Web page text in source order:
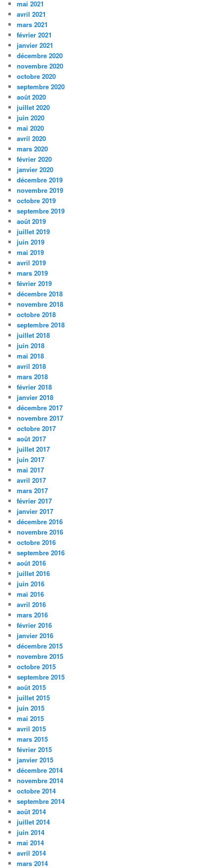
mai 2021
avril 2021
mars 2021
février 2021
janvier 2021
décembre 2020
novembre 2020
octobre 2020
septembre 2020
août 2020
juillet 2020
juin 2020
mai 2020
avril 2020
mars 2020
février 2020
janvier 2020
décembre 2019
novembre 2019
octobre 2019
septembre 2019
août 2019
juillet 2019
juin 2019
mai 2019
avril 2019
mars 2019
février 2019
décembre 2018
novembre 2018
octobre 2018
septembre 2018
juillet 2018
juin 2018
mai 2018
avril 2018
mars 2018
février 2018
janvier 2018
décembre 2017
novembre 2017
octobre 2017
août 2017
juillet 2017
juin 2017
mai 2017
avril 2017
mars 2017
février 2017
janvier 2017
décembre 2016
novembre 2016
octobre 2016
septembre 2016
août 2016
juillet 2016
juin 2016
mai 2016
avril 2016
mars 2016
février 2016
janvier 2016
décembre 2015
novembre 2015
octobre 2015
septembre 2015
août 2015
juillet 2015
juin 2015
mai 2015
avril 2015
mars 2015
février 2015
janvier 2015
décembre 2014
novembre 2014
octobre 2014
septembre 2014
août 2014
juillet 2014
juin 2014
mai 2014
avril 2014
mars 2014